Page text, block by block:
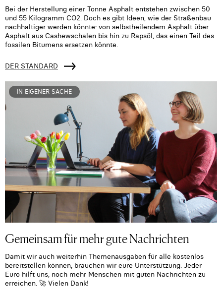
Bei der Herstellung einer Tonne Asphalt entstehen zwischen 50
und 55 Kilogramm CO2. Doch es gibt Ideen, wie der Straßenbau
nachhaltiger werden könnte: von selbstheilendem Asphalt über
Asphalt aus Cashewschalen bis hin zu Rapsöl, das einen Teil des
fossilen Bitumens ersetzen könnte.
DER STANDARD
IN EIGENER SACHE
Gemeinsam für mehr gute Nachrichten
Damit wir auch weiterhin Themenausgaben für alle kostenlos
bereitstellen können, brauchen wir eure Unterstützung. Jeder
Euro hilft uns, noch mehr Menschen mit guten Nachrichten zu
erreichen. 🚀 Vielen Dank!